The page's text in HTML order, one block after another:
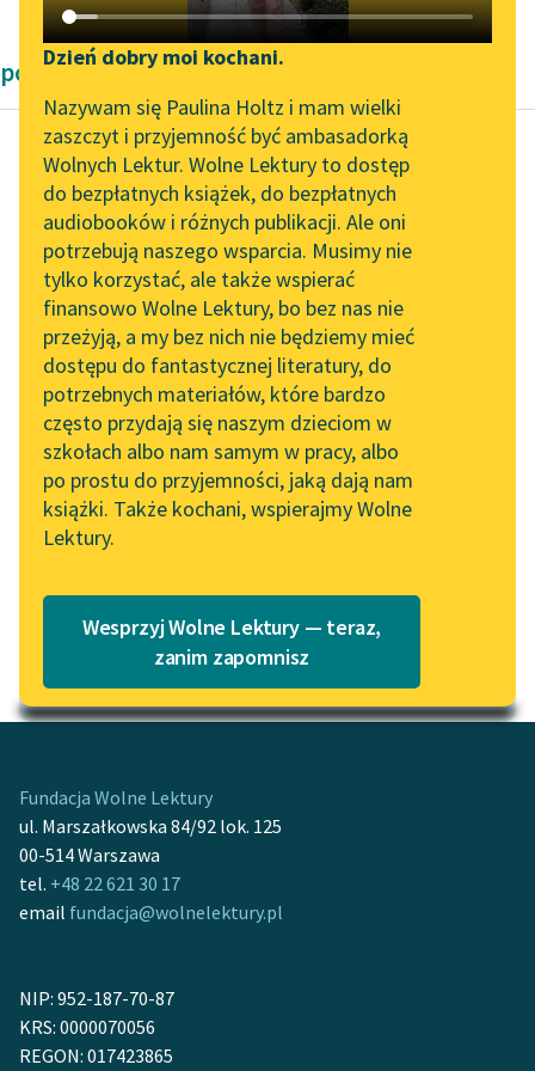
Katalog DAISY
Podkasty o książkach
Zgłoś brak utworu
Aktualności
„Prokurator Alicja Horn”
do słuchania
Byliśmy częścią AI Impact
Lab
Zapraszamy na spotkanie
online z tłumaczkami
literatury skandynawskiej
Spotkanie z Katarzyną
Tunkiel w Oslo
102. lata temu zmarł
Joseph Conrad
Lektury szkolne i klasyka
literatury do słuchania dla
uczennic i uczniów z
E-kolekcja lektur
szkolnych i literatury do
słuchania dla uczennic i
uczniów z
niepełnosprawnościami
skandynawskiej literatury
feministycznej
Narzędzia
Mapa Wolnych Lektur
Leśmianator
Przewodnik dla piszących i
czytających
API
OAI-PMH
Widget Wolnych Lektur
Przypisy
Katalog w formacie PDF
Dzień dobry moi kochani.
Nazywam się Paulina Holtz i mam wielki
zaszczyt i przyjemność być ambasadorką
Wolnych Lektur. Wolne Lektury to dostęp
do bezpłatnych książek, do bezpłatnych
audiobooków i różnych publikacji. Ale oni
potrzebują naszego wsparcia. Musimy nie
tylko korzystać, ale także wspierać
finansowo Wolne Lektury, bo bez nas nie
przeżyją, a my bez nich nie będziemy mieć
dostępu do fantastycznej literatury, do
potrzebnych materiałów, które bardzo
często przydają się naszym dzieciom w
szkołach albo nam samym w pracy, albo
po prostu do przyjemności, jaką dają nam
książki. Także kochani, wspierajmy Wolne
Lektury.
Wesprzyj Wolne Lektury — teraz,
zanim zapomnisz
powieści obyczajowe Zofii Urbanowskiej
Zofia Urbanowska
Księżniczka
— Więc pani nic o tym
nie wiesz, że wykłady
na pensjach muszą się
odbywać po...
Czytaj więcej
Motyw: Język
Fundacja Wolne Lektury
ul. Marszałkowska 84/92 lok. 125
00-514 Warszawa
tel. +48 22 621 30 17
email fundacja@wolnelektury.pl
NIP: 952-187-70-87
KRS: 0000070056
REGON: 017423865